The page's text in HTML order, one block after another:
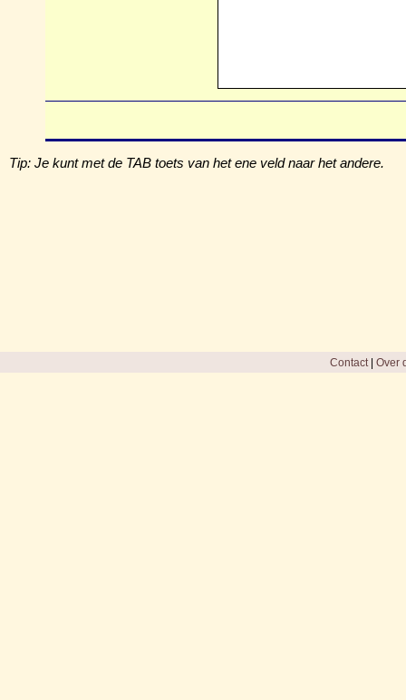
Tip: Je kunt met de TAB toets van het ene veld naar het andere.
Contact| Over